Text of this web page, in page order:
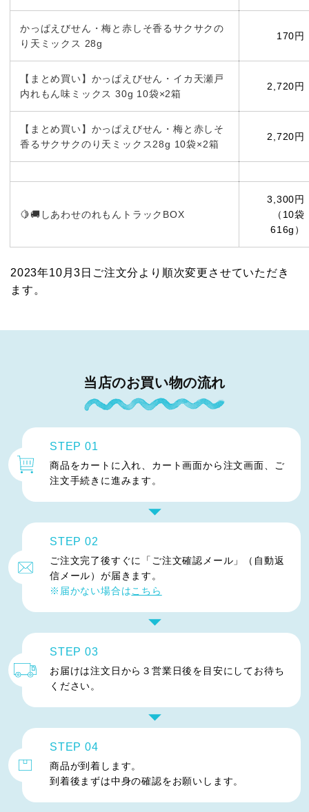
かっぱえびせん・梅と赤しそ香るサクサクの
り天ミックス 28g
170円
【まとめ買い】かっぱえびせん・イカ天瀬戸
内れもん味ミックス 30g 10袋×2箱
2,720円
【まとめ買い】かっぱえびせん・梅と赤しそ
香るサクサクのり天ミックス28g 10袋×2箱
2,720円
🍋🚚しあわせのれもんトラックBOX
3,300円
（10袋
616g）
2023年10月3日ご注文分より順次変更させていただき
ます。
当店のお買い物の流れ
STEP 01
商品をカートに入れ、カート画面から注文画面、ご
注文手続きに進みます。
STEP 02
ご注文完了後すぐに「ご注文確認メール」（自動返
信メール）が届きます。
※届かない場合はこちら
STEP 03
お届けは注文日から ３営業日後を目安にしてお待ち
ください。
STEP 04
商品が到着します。
到着後まずは中身の確認をお願いします。